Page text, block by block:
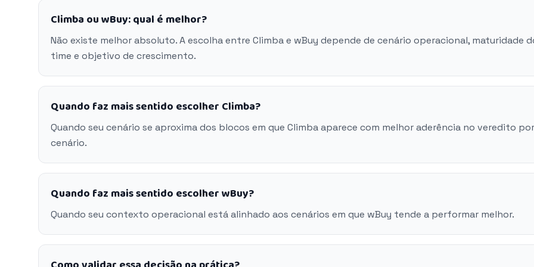
Climba ou wBuy: qual é melhor?
Não existe melhor absoluto. A escolha entre Climba e wBuy depende de cenário operacional, maturidade
time e objetivo de crescimento.
Quando faz mais sentido escolher Climba?
Quando seu cenário se aproxima dos blocos em que Climba aparece com melhor aderência no veredito por
cenário.
Quando faz mais sentido escolher wBuy?
Quando seu contexto operacional está alinhado aos cenários em que wBuy tende a performar melhor.